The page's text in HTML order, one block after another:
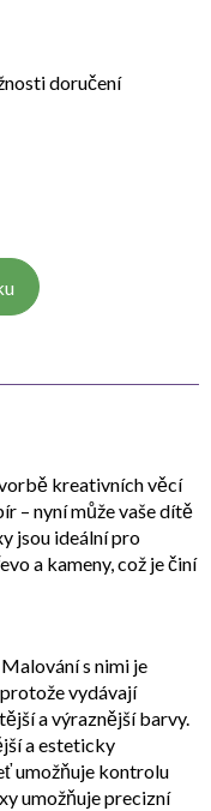
doručení
kreativních věcí
– nyní může vaše dítě
jsou ideální pro
a kameny, což je činí
s nimi je
vydávají
a výraznější barvy.
a esteticky
umožňuje kontrolu
umožňuje precizní